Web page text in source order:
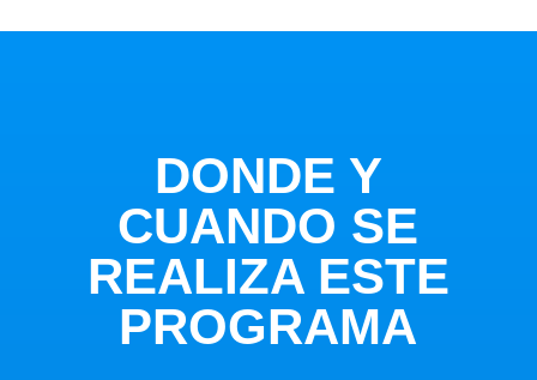
DONDE Y
CUANDO SE
REALIZA ESTE
PROGRAMA